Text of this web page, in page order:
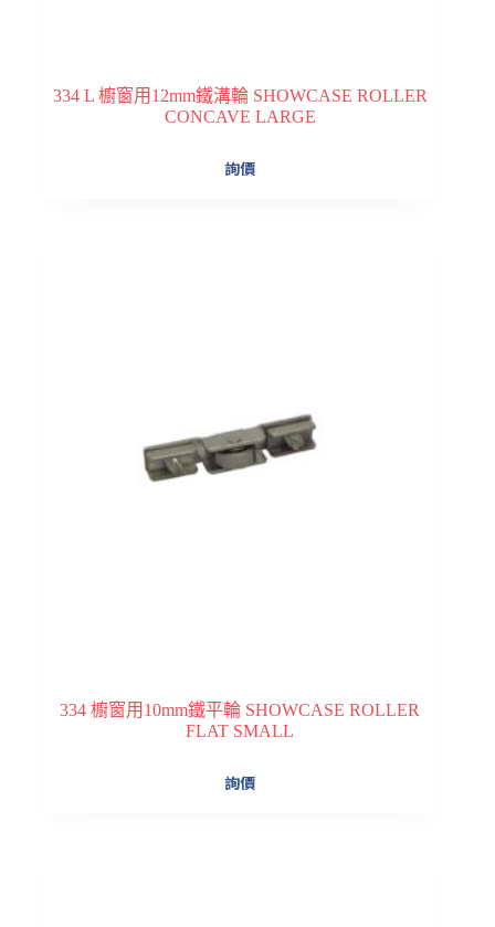
334 L 櫥窗用12mm鐵溝輪 SHOWCASE ROLLER
CONCAVE LARGE
詢價
334 櫥窗用10mm鐵平輪 SHOWCASE ROLLER
FLAT SMALL
詢價